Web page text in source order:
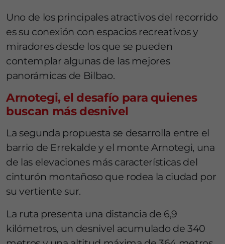
Uno de los principales atractivos del recorrido
es su conexión con espacios recreativos y
miradores desde los que se pueden
contemplar algunas de las mejores
panorámicas de Bilbao.
Arnotegi, el desafío para quienes
buscan más desnivel
La segunda propuesta se desarrolla entre el
barrio de Errekalde y el monte Arnotegi, una
de las elevaciones más características del
cinturón montañoso que rodea la ciudad por
su vertiente sur.
La ruta presenta una distancia de 6,9
kilómetros, un desnivel acumulado de 340